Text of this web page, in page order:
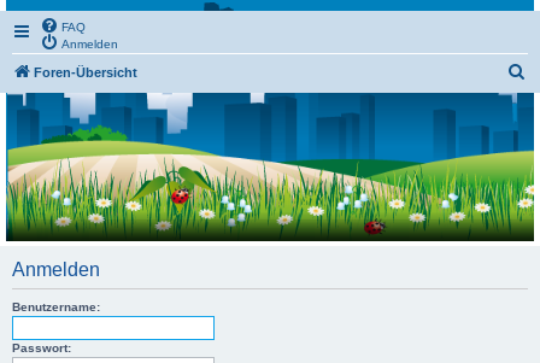
FAQ
Anmelden
Foren-Übersicht
h
e
Anmelden
Benutzername:
Passwort: